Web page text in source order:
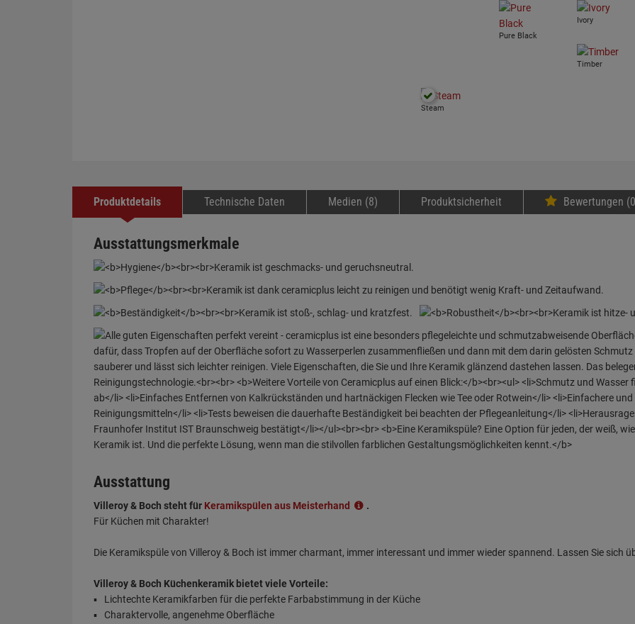
Pure Black
Ivory
Timber
Steam
Produktdetails Technische Daten Medien (8) Produktsicherheit Bewertungen
Ausstattungsmerkmale
Ausstattung
Villeroy & Boch steht für Keramikspülen aus Meisterhand
.
Für Küchen mit Charakter!
Die Keramikspüle von Villeroy & Boch ist immer charmant, immer interessant und immer wieder spannend. Lassen Sie sich
Villeroy & Boch Küchenkeramik bietet viele Vorteile:
Lichtechte Keramikfarben für die perfekte Farbabstimmung in der Küche
Charaktervolle, angenehme Oberfläche